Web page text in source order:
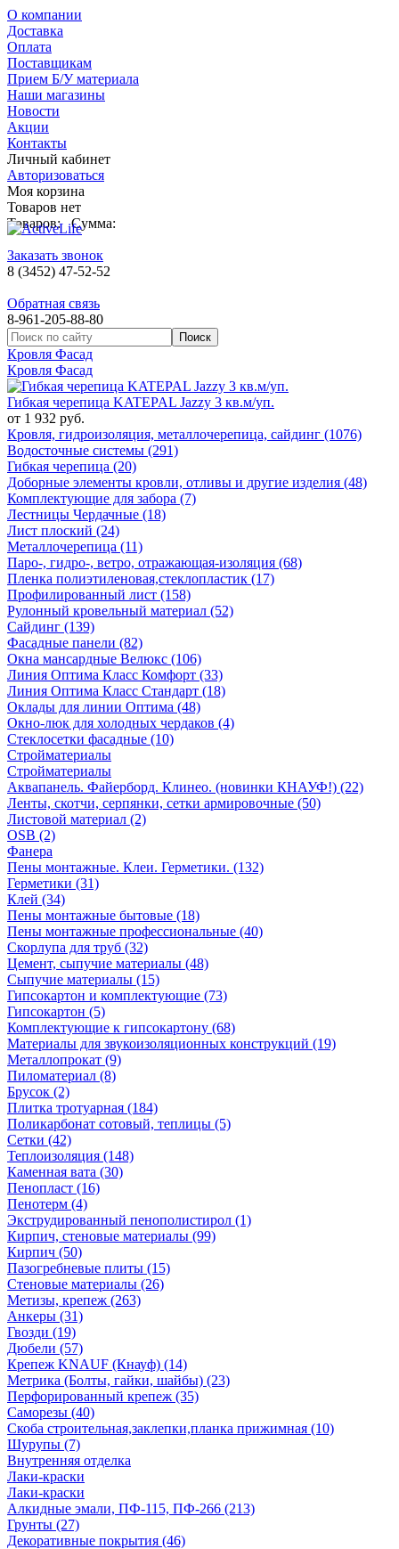
О компании
Доставка
Оплата
Поставщикам
Прием Б/У материала
Наши магазины
Новости
Акции
Контакты
Личный кабинет
Авторизоваться
Моя корзина
Товаров нет
Товаров: Сумма:
Заказать звонок
8 (3452) 47-52-52
Обратная связь
8-961-205-88-80
Кровля Фасад
Кровля Фасад
Гибкая черепица KATEPAL Jazzy 3 кв.м/уп.
от 1 932 руб.
Кровля, гидроизоляция, металлочерепица, сайдинг (1076)
Водосточные системы (291)
Гибкая черепица (20)
Доборные элементы кровли, отливы и другие изделия (48)
Комплектующие для забора (7)
Лестницы Чердачные (18)
Лист плоский (24)
Металлочерепица (11)
Паро-, гидро-, ветро, отражающая-изоляция (68)
Пленка полиэтиленовая,стеклопластик (17)
Профилированный лист (158)
Рулонный кровельный материал (52)
Сайдинг (139)
Фасадные панели (82)
Окна мансардные Велюкс (106)
Линия Оптима Класс Комфорт (33)
Линия Оптима Класс Стандарт (18)
Оклады для линии Оптима (48)
Окно-люк для холодных чердаков (4)
Стеклосетки фасадные (10)
Стройматериалы
Стройматериалы
Аквапанель. Файерборд. Клинео. (новинки КНАУФ!) (22)
Ленты, скотчи, серпянки, сетки армировочные (50)
Листовой материал (2)
OSB (2)
Фанера
Пены монтажные. Клеи. Герметики. (132)
Герметики (31)
Клей (34)
Пены монтажные бытовые (18)
Пены монтажные профессиональные (40)
Скорлупа для труб (32)
Цемент, сыпучие материалы (48)
Сыпучие материалы (15)
Гипсокартон и комплектующие (73)
Гипсокартон (5)
Комплектующие к гипсокартону (68)
Материалы для звукоизоляционных конструкций (19)
Металлопрокат (9)
Пиломатериал (8)
Брусок (2)
Плитка тротуарная (184)
Поликарбонат сотовый, теплицы (5)
Сетки (42)
Теплоизоляция (148)
Каменная вата (30)
Пенопласт (16)
Пенотерм (4)
Экструдированный пенополистирол (1)
Кирпич, стеновые материалы (99)
Кирпич (50)
Пазогребневые плиты (15)
Стеновые материалы (26)
Метизы, крепеж (263)
Анкеры (31)
Гвозди (19)
Дюбели (57)
Крепеж KNAUF (Кнауф) (14)
Метрика (Болты, гайки, шайбы) (23)
Перфорированный крепеж (35)
Саморезы (40)
Скоба строительная,заклепки,планка прижимная (10)
Шурупы (7)
Внутренняя отделка
Лаки-краски
Лаки-краски
Алкидные эмали, ПФ-115, ПФ-266 (213)
Грунты (27)
Декоративные покрытия (46)